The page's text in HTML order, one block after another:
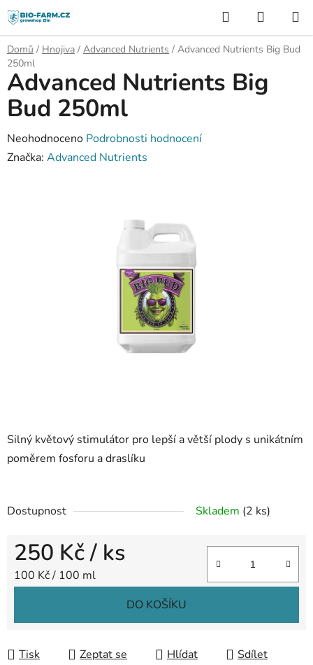
Přejít
na
obsah
Hledat
KOŠÍK
Domů / Hnojiva / Advanced Nutrients / Advanced Nutrients Big Bud
250ml
Silný květový stimulátor pro lepší a větší plody s unikátním
poměrem fosforu a draslíku
Dostupnost Skladem (2 ks)
250 Kč/ ks
Měrná cena:
100 Kč / 100 ml
DO KOŠÍKU
Tisk Zeptat se Hlídat Sdílet
Advanced Nutrients Big
Bud 250ml
Průměrné
hodnocení
Neohodnoceno Podrobnosti hodnocení
Značka: Advanced Nutrients